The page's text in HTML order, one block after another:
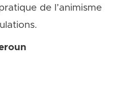
de l’animisme